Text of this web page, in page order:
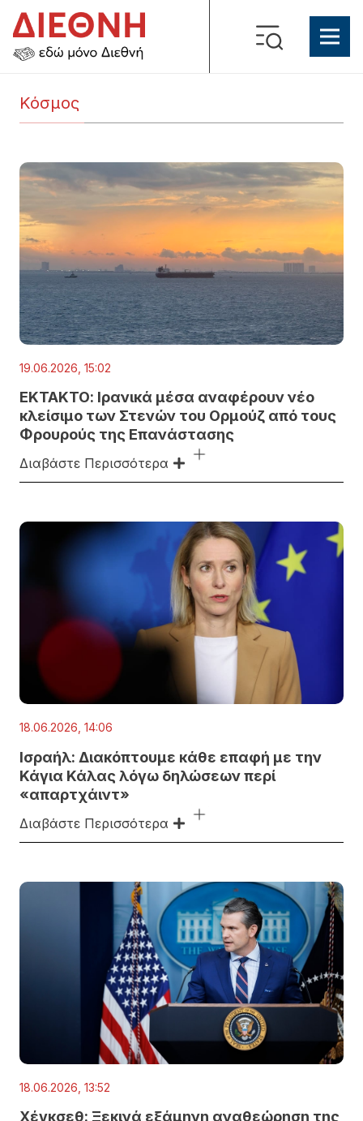
Κόσμος
19.06.2026, 15:02
ΕΚΤΑΚΤΟ: Ιρανικά μέσα αναφέρουν νέο
κλείσιμο των Στενών του Ορμούζ από τους
Φρουρούς της Επανάστασης
Διαβάστε Περισσότερα
18.06.2026, 14:06
Ισραήλ: Διακόπτουμε κάθε επαφή με την
Κάγια Κάλας λόγω δηλώσεων περί
«απαρτχάιντ»
Διαβάστε Περισσότερα
18.06.2026, 13:52
Χέγκσεθ: Ξεκινά εξάμηνη αναθεώρηση της